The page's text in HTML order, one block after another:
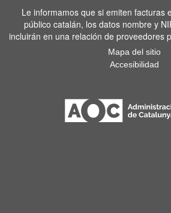
Le informamos que si emiten facturas
público catalán, los datos nombre y
incluirán en una relación de proveedores
Mapa del sitio
Accesibilidad